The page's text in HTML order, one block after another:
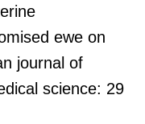
ewe on
journal of
science: 29